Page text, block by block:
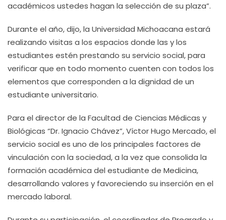
académicos ustedes hagan la selección de su plaza”.
Durante el año, dijo, la Universidad Michoacana estará
realizando visitas a los espacios donde las y los
estudiantes estén prestando su servicio social, para
verificar que en todo momento cuenten con todos los
elementos que corresponden a la dignidad de un
estudiante universitario.
Para el director de la Facultad de Ciencias Médicas y
Biológicas “Dr. Ignacio Chávez”, Víctor Hugo Mercado, el
servicio social es uno de los principales factores de
vinculación con la sociedad, a la vez que consolida la
formación académica del estudiante de Medicina,
desarrollando valores y favoreciendo su inserción en el
mercado laboral.